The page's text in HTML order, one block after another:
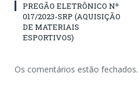
PREGÃO ELETRÔNICO Nº
017/2023-SRP (AQUISIÇÃO
DE MATERIAIS
ESPORTIVOS)
Os comentários estão fechados.